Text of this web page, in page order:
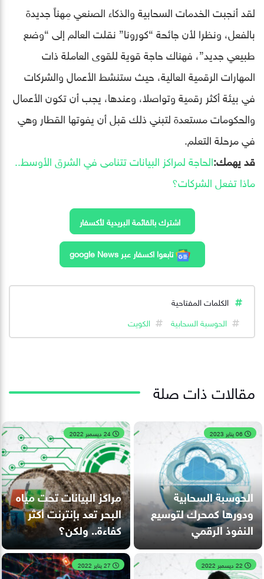
لقد أنجبت الخدمات السحابية والذكاء الصنعي مِهناً جديدة
بالفعل، ونظرا لأن جائحة “كورونا” نقلت العالم إلى “وضع
طبيعي جديد”، فهناك حاجة قوية للقوى العاملة ذات
المهارات الرقمية العالية، حيث ستنشط الأعمال والشركات
في بيئة أكثر رقمية وتواصلا، وعندها، يجب أن تكون الأعمال
والحكومات مستعدة لتبني ذلك قبل أن يفوتها القطار وهي
في مرحلة التعلم.
قد يهمك:الحاجة لمراكز البيانات تتنامى في الشرق الأوسط..
ماذا تفعل الشركات؟
اشترك بالقائمة البريدية لأكسفار
تابعوا اكسفار عبر google News
الكلمات المفتاحية
الحوسبة السحابية
الكويت
مقالات ذات صلة
الحوسبة السحابية
ودورها كمحرك لتوسيع
النفوذ الرقمي
مراكز البيانات تحت مياه
البحر تعد بإنترنت أكثر
كفاءة.. ولكن؟